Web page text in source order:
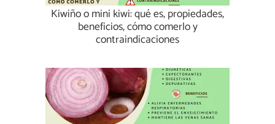
Kiwiño o mini kiwi: qué es, propiedades,
beneficios, cómo comerlo y
contraindicaciones